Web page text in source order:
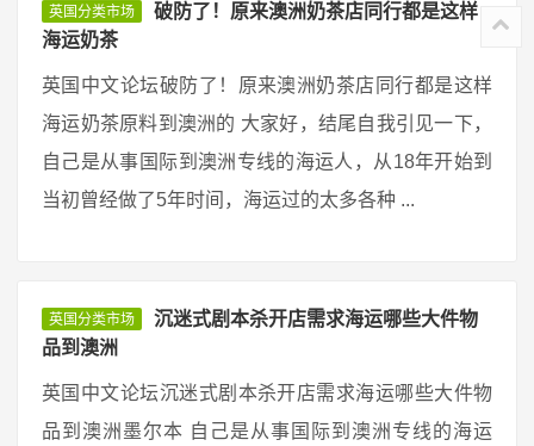
英国分类市场
破防了！原来澳洲奶茶店同行都是这样
海运奶茶
英国中文论坛破防了！原来澳洲奶茶店同行都是这样
海运奶茶原料到澳洲的 大家好，结尾自我引见一下，
自己是从事国际到澳洲专线的海运人，从18年开始到
当初曾经做了5年时间，海运过的太多各种 ...
英国分类市场
沉迷式剧本杀开店需求海运哪些大件物
品到澳洲
英国中文论坛沉迷式剧本杀开店需求海运哪些大件物
品到澳洲墨尔本 自己是从事国际到澳洲专线的海运